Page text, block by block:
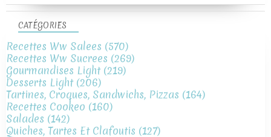
CATÉGORIES
Recettes Ww Salees (570)
Recettes Ww Sucrees (269)
Gourmandises Light(219)
Desserts Light(206)
Tartines, Croques, Sandwichs, Pizzas (164)
Recettes Cookeo (160)
Salades (142)
Quiches, Tartes Et Clafoutis (127)